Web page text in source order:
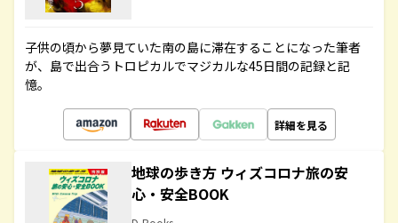
子供の頃から夢見ていた南の島に滞在することになった筆者
が、島で出合うトロピカルでマジカルな45日間の記録と記
憶。
詳細を見る
地球の歩き方 ウィズコロナ旅の安
心・安全BOOK